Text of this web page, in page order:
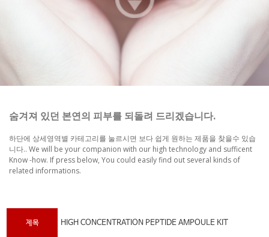
숨겨져 있던 본연의 피부를 되돌려 드리겠습니다.
하단에 상세영역별 카테고리를 눌르시면 보다 쉽게 원하는 제품을 찾을수 있습
니다.. We will be your companion with our high technology and sufficent
Know -how. If press below, You could easily find out several kinds of
related informations.
제목 HIGH CONCENTRATION PEPTIDE AMPOULE KIT